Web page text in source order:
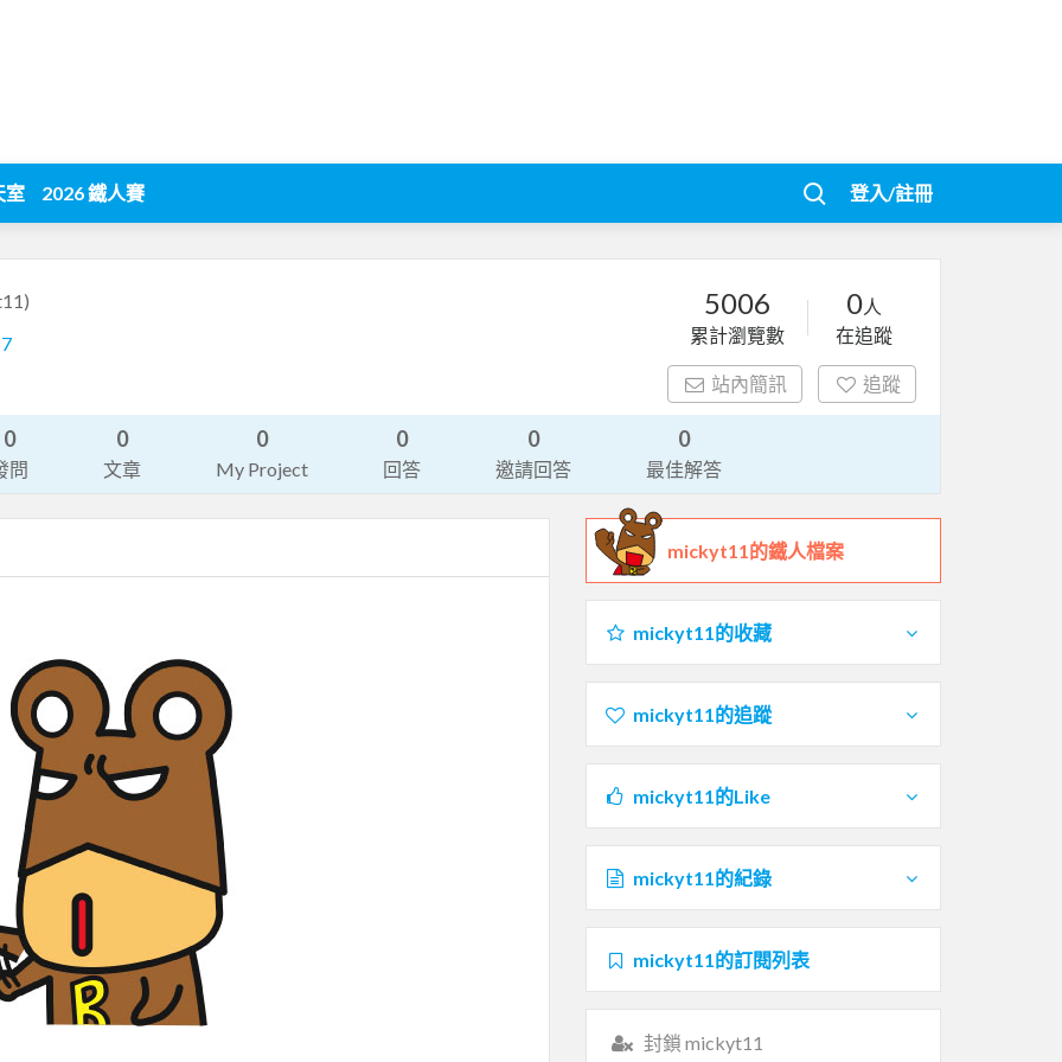
室 2026 鐵人賽 登入/註冊
5006
累計瀏覽數
0人
在追蹤
站內簡訊 追蹤
0
問
0
文章
0
My Project
0
回答
0
邀請回答
0
最佳解答
mickyt11的鐵人檔案
mickyt11的收藏
mickyt11的追蹤
mickyt11的Like
mickyt11的紀錄
mickyt11的訂閱列表
封鎖 mickyt11